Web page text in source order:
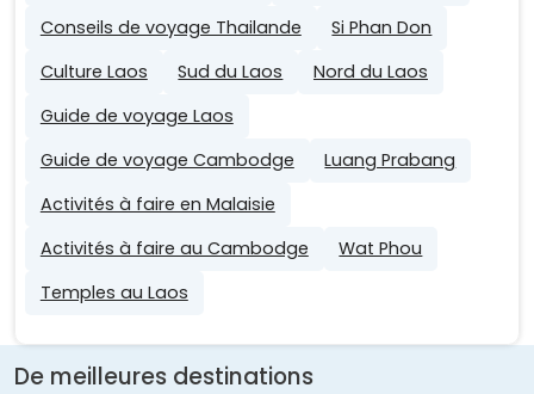
Conseils de voyage Thailande
Si Phan Don
Culture Laos
Sud du Laos
Nord du Laos
Guide de voyage Laos
Guide de voyage Cambodge
Luang Prabang
Activités à faire en Malaisie
Activités à faire au Cambodge
Wat Phou
Temples au Laos
De meilleures destinations